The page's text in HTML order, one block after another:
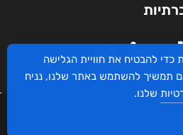
שמורות. בוקסאי טכנולוגיות בע"מ שד אבא
כדי להבטיח את חוויית הגלישה
תמשיך להשתמש באתר שלנו, נניח
שלנו.